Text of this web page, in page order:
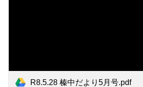
R8.5.28 榛中だより5月号.pdf